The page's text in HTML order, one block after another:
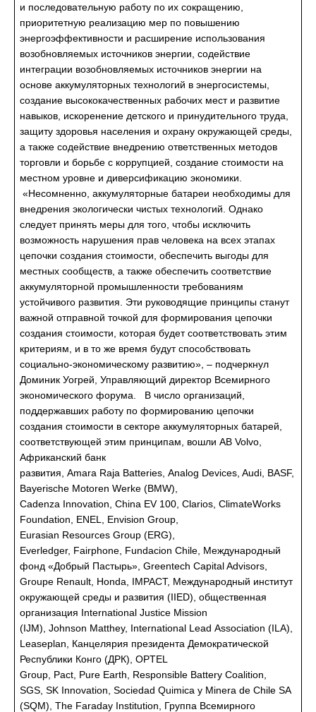
и последовательную работу по их сокращению,
приоритетную реализацию мер по повышению
энергоэффективности и расширение использования
возобновляемых источников энергии, содействие
интеграции возобновляемых источников энергии на
основе аккумуляторных технологий в энергосистемы,
создание высококачественных рабочих мест и развитие
навыков, искоренение детского и принудительного труда,
защиту здоровья населения и охрану окружающей среды,
а также содействие внедрению ответственных методов
торговли и борьбе с коррупцией, создание стоимости на
местном уровне и диверсификацию экономики.
«Несомненно, аккумуляторные батареи необходимы для
внедрения экологически чистых технологий. Однако
следует принять меры для того, чтобы исключить
возможность нарушения прав человека на всех этапах
цепочки создания стоимости, обеспечить выгоды для
местных сообществ, а также обеспечить соответствие
аккумуляторной промышленности требованиям
устойчивого развития. Эти руководящие принципы станут
важной отправной точкой для формирования цепочки
создания стоимости, которая будет соответствовать этим
критериям, и в то же время будут способствовать
социально-экономическому развитию», – подчеркнул
Доминик Уогрей, Управляющий директор Всемирного
экономического форума. В число организаций,
поддержавших работу по формированию цепочки
создания стоимости в секторе аккумуляторных батарей,
соответствующей этим принципам, вошли AB Volvo,
Африканский банк
развития, Amara Raja Batteries, Analog Devices, Audi, BASF,
Bayerische Motoren Werke (BMW),
Cadenza Innovation, China EV 100, Clarios, ClimateWorks
Foundation, ENEL, Envision Group,
Eurasian Resources Group (ERG),
Everledger, Fairphone, Fundacion Chile, Международный
фонд «Добрый Пастырь», Greentech Capital Advisors,
Groupe Renault, Honda, IMPACT, Международный институт
окружающей среды и развития (IIED), общественная
организация International Justice Mission
(IJM), Johnson Matthey, International Lead Association (ILA),
Leaseplan, Канцелярия президента Демократической
Республики Конго (ДРК), OPTEL
Group, Pact, Pure Earth, Responsible Battery Coalition,
SGS, SK Innovation, Sociedad Quimica y Minera de Chile SA
(SQM), The Faraday Institution, Группа Всемирного